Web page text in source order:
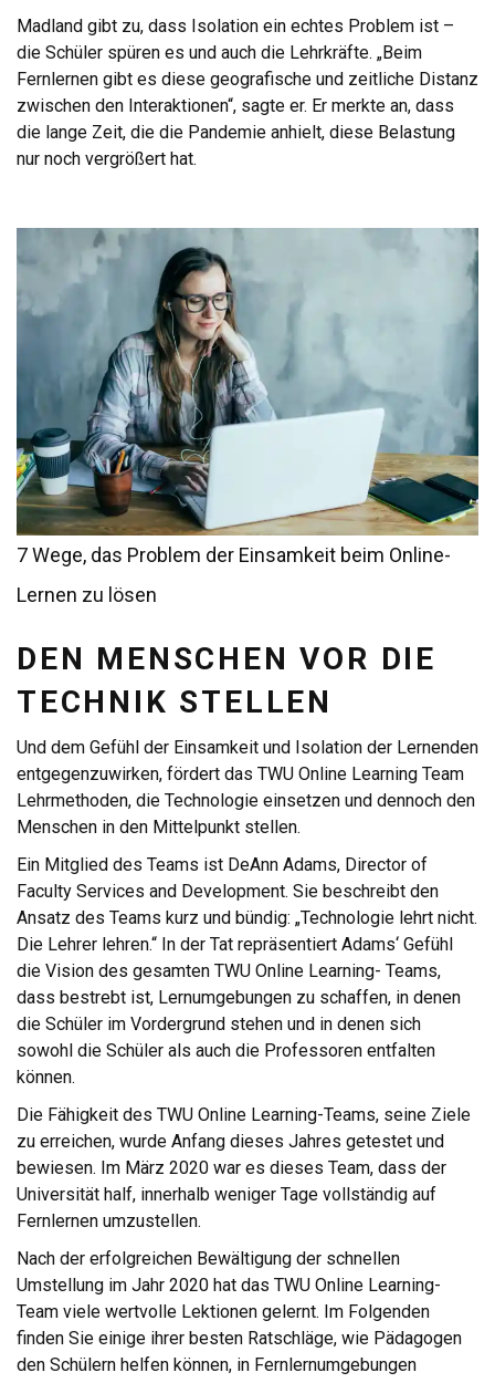
Madland gibt zu, dass Isolation ein echtes Problem ist –
die Schüler spüren es und auch die Lehrkräfte. „Beim
Fernlernen gibt es diese geografische und zeitliche Distanz
zwischen den Interaktionen“, sagte er. Er merkte an, dass
die lange Zeit, die die Pandemie anhielt, diese Belastung
nur noch vergrößert hat.
7 Wege, das Problem der Einsamkeit beim Online-
Lernen zu lösen
DEN MENSCHEN VOR DIE
TECHNIK STELLEN
Und dem Gefühl der Einsamkeit und Isolation der Lernenden
entgegenzuwirken, fördert das TWU Online Learning Team
Lehrmethoden, die Technologie einsetzen und dennoch den
Menschen in den Mittelpunkt stellen.
Ein Mitglied des Teams ist DeAnn Adams, Director of
Faculty Services and Development. Sie beschreibt den
Ansatz des Teams kurz und bündig: „Technologie lehrt nicht.
Die Lehrer lehren.“ In der Tat repräsentiert Adams‘ Gefühl
die Vision des gesamten TWU Online Learning- Teams,
dass bestrebt ist, Lernumgebungen zu schaffen, in denen
die Schüler im Vordergrund stehen und in denen sich
sowohl die Schüler als auch die Professoren entfalten
können.
Die Fähigkeit des TWU Online Learning-Teams, seine Ziele
zu erreichen, wurde Anfang dieses Jahres getestet und
bewiesen. Im März 2020 war es dieses Team, dass der
Universität half, innerhalb weniger Tage vollständig auf
Fernlernen umzustellen.
Nach der erfolgreichen Bewältigung der schnellen
Umstellung im Jahr 2020 hat das TWU Online Learning-
Team viele wertvolle Lektionen gelernt. Im Folgenden
finden Sie einige ihrer besten Ratschläge, wie Pädagogen
den Schülern helfen können, in Fernlernumgebungen